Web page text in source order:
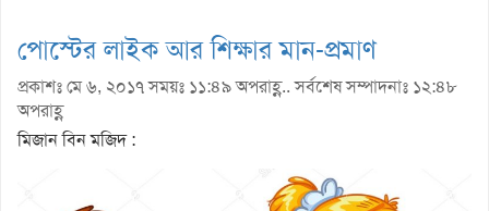
পোস্টের লাইক আর শিক্ষার মান-প্রমাণ
প্রকাশঃ মে ৬, ২০১৭ সময়ঃ ১১:৪৯ অপরাহ্ণ.. সর্বশেষ সম্পাদনাঃ ১২:৪৮
অপরাহ্ণ
মিজান বিন মজিদ :